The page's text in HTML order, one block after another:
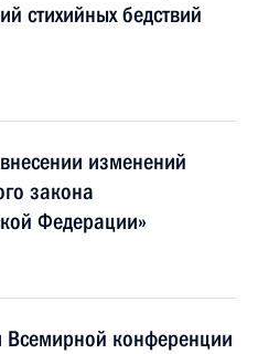
стихийных бедствий
изменений
закона
Федерации»
Всемирной конференции